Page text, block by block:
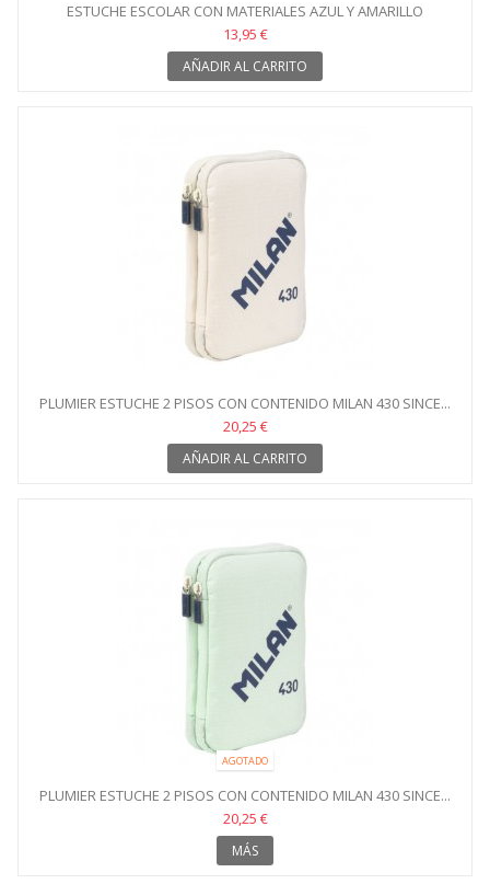
ESTUCHE ESCOLAR CON MATERIALES AZUL Y AMARILLO
13,95 €
AÑADIR AL CARRITO
PLUMIER ESTUCHE 2 PISOS CON CONTENIDO MILAN 430 SINCE...
20,25 €
AÑADIR AL CARRITO
AGOTADO
PLUMIER ESTUCHE 2 PISOS CON CONTENIDO MILAN 430 SINCE...
20,25 €
MÁS